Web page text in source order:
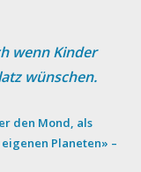
wenn Kinder
wünschen.
den Mond, als
Planeten» –